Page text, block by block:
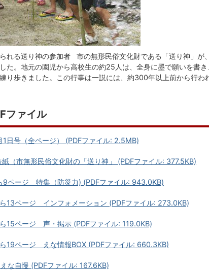
られる送り神の参加者 市の無形民俗文化財である「送り神」が
た。地元の園児から高校生の約25人は、全身に墨で願いを書
り歩きました。この行事は一説には、約300年以上前から行わ
ファイル
1日号（全ページ） (PDFファイル: 2.5MB)
（市無形民俗文化財の「送り神」 (PDFファイル: 377.5KB)
9ページ 特集（防災力) (PDFファイル: 943.0KB)
13ページ インフォメーション (PDFファイル: 273.0KB)
15ページ 声・掲示 (PDFファイル: 119.0KB)
19ページ えな情報BOX (PDFファイル: 660.3KB)
な自慢 (PDFファイル: 167.6KB)